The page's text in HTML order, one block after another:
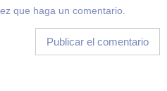
que haga un comentario.